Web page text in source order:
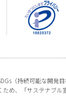
（持続可能な開発
め、「サステナブル